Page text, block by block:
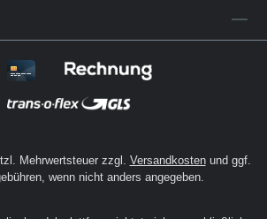
Mehrwertsteuer zzgl. Versandkostenund ggf.
wenn nicht anders angegeben.